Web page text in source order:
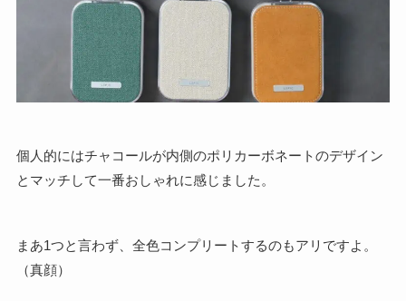
個人的にはチャコールが内側のポリカーボネートのデザイン
とマッチして一番おしゃれに感じました。
まあ1つと言わず、全色コンプリートするのもアリですよ。
（真顔）